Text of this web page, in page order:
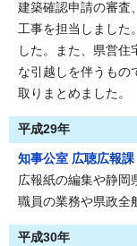
建築確認申請の審査
工事を担当しました
した。また、県営住
な引越しを伴うもの
取りまとめました。
平成29年
知事公室 広聴広報課
広報紙の編集や静岡
職員の業務や県政全
平成30年